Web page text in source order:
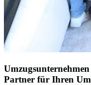
Partner für Ihren